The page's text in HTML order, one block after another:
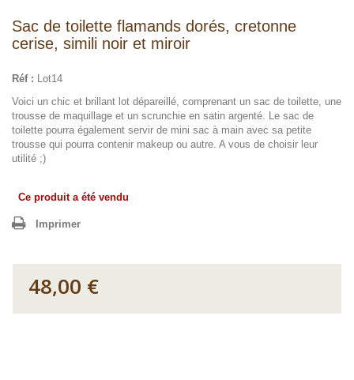
Sac de toilette flamands dorés, cretonne
cerise, simili noir et miroir
Réf : Lot14
Voici un chic et brillant lot dépareillé, comprenant un sac de toilette, une
trousse de maquillage et un scrunchie en satin argenté. Le sac de
toilette pourra également servir de mini sac à main avec sa petite
trousse qui pourra contenir makeup ou autre. A vous de choisir leur
utilité ;)
Ce produit a été vendu
Imprimer
48,00 €